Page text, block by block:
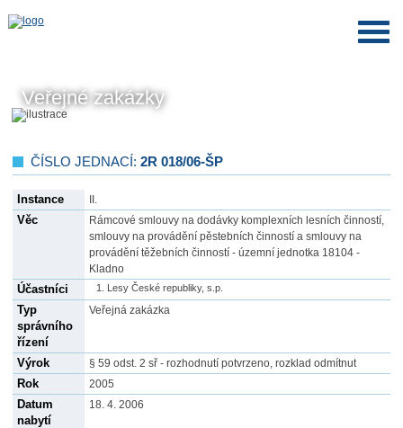
Veřejné zakázky
ČÍSLO JEDNACÍ: 2R 018/06-ŠP
Instance II.
Věc
Rámcové smlouvy na dodávky komplexních lesních činností,
smlouvy na provádění pěstebních činností a smlouvy na
provádění těžebních činností - územní jednotka 18104 -
Kladno
Účastníci Lesy České republiky, s.p.
Typ
správního
řízení
Veřejná zakázka
Výrok § 59 odst. 2 sř - rozhodnutí potvrzeno, rozklad odmítnut
Rok 2005
Datum
nabytí
18. 4. 2006